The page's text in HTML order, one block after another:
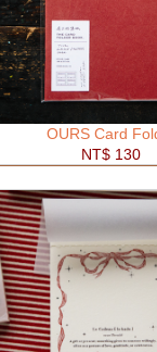
OURS Card
NT$ 130